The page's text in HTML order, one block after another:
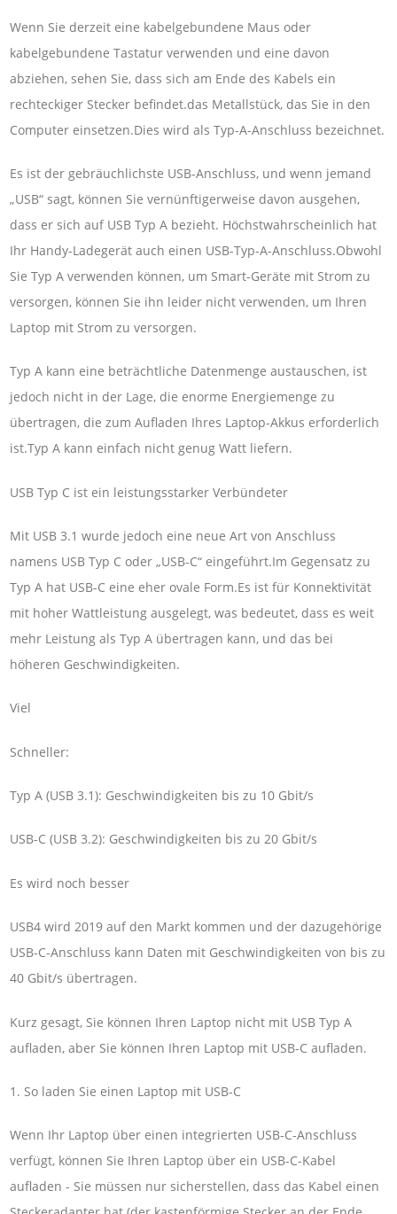
Wenn Sie derzeit eine kabelgebundene Maus oder
kabelgebundene Tastatur verwenden und eine davon
abziehen, sehen Sie, dass sich am Ende des Kabels ein
rechteckiger Stecker befindet.das Metallstück, das Sie in den
Computer einsetzen.Dies wird als Typ-A-Anschluss bezeichnet.
Es ist der gebräuchlichste USB-Anschluss, und wenn jemand
„USB“ sagt, können Sie vernünftigerweise davon ausgehen,
dass er sich auf USB Typ A bezieht. Höchstwahrscheinlich hat
Ihr Handy-Ladegerät auch einen USB-Typ-A-Anschluss.Obwohl
Sie Typ A verwenden können, um Smart-Geräte mit Strom zu
versorgen, können Sie ihn leider nicht verwenden, um Ihren
Laptop mit Strom zu versorgen.
Typ A kann eine beträchtliche Datenmenge austauschen, ist
jedoch nicht in der Lage, die enorme Energiemenge zu
übertragen, die zum Aufladen Ihres Laptop-Akkus erforderlich
ist.Typ A kann einfach nicht genug Watt liefern.
USB Typ C ist ein leistungsstarker Verbündeter
Mit USB 3.1 wurde jedoch eine neue Art von Anschluss
namens USB Typ C oder „USB-C“ eingeführt.Im Gegensatz zu
Typ A hat USB-C eine eher ovale Form.Es ist für Konnektivität
mit hoher Wattleistung ausgelegt, was bedeutet, dass es weit
mehr Leistung als Typ A übertragen kann, und das bei
höheren Geschwindigkeiten.
Viel
Schneller:
Typ A (USB 3.1): Geschwindigkeiten bis zu 10 Gbit/s
USB-C (USB 3.2): Geschwindigkeiten bis zu 20 Gbit/s
Es wird noch besser
USB4 wird 2019 auf den Markt kommen und der dazugehörige
USB-C-Anschluss kann Daten mit Geschwindigkeiten von bis zu
40 Gbit/s übertragen.
Kurz gesagt, Sie können Ihren Laptop nicht mit USB Typ A
aufladen, aber Sie können Ihren Laptop mit USB-C aufladen.
1. So laden Sie einen Laptop mit USB-C
Wenn Ihr Laptop über einen integrierten USB-C-Anschluss
verfügt, können Sie Ihren Laptop über ein USB-C-Kabel
aufladen - Sie müssen nur sicherstellen, dass das Kabel einen